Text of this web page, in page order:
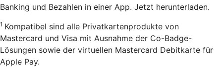
Banking und Bezahlen in einer App. Jetzt herunterladen.
1 Kompatibel sind alle Privatkartenprodukte von
Mastercard und Visa mit Ausnahme der Co-Badge-
Lösungen sowie der virtuellen Mastercard Debitkarte für
Apple Pay.